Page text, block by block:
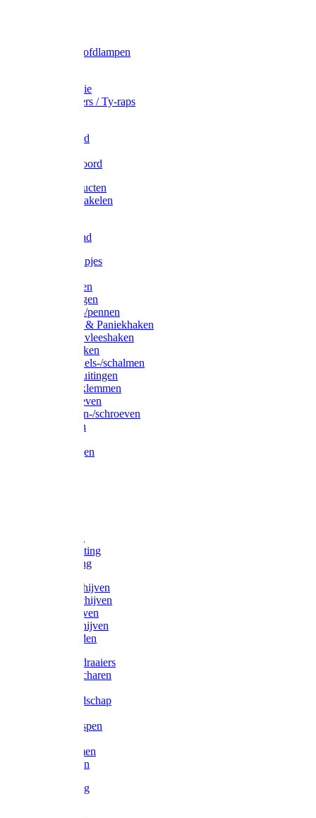
Zak- & Hoofdlampen
Tape en folie
Kabelbinders / Ty-raps
Metselkoord
Elastisch koord
Afdekproducten
Heffen en takelen
Waslijndraad
Simplexknipjes
Sleutelringen
Gelaste ringen
Borgveren-/pennen
Musketons & Paniekhaken
S-haken & vleeshaken
Karabijnhaken
Noodschakels-/schalmen
Harp-/D-sluitingen
Staaldraadklemmen
Spanschroeven
Ringmoeren-/schroeven
Puntkousen
Aanlegringen
Voetketting
Scheepsketting
Victorketting
Afbraamschijven
Doorslijpschijven
Lamelschijven
Diamantschijven
Laselektroden
Schroevendraaiers
Tangen / Scharen
Meetgereedschap
Vijlen / Raspen
Lijmklemmen
Waterpassen
Bouwbeslag